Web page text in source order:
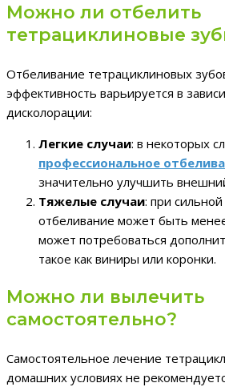
Можно ли отбелить
тетрациклиновые
Отбеливание тетрациклиновых
эффективность варьируется в
дисколорации:
Легкие случаи: в некоторых
профессиональное
значительно улучшить
Тяжелые случаи: при
отбеливание может быть
может потребоваться
такое как виниры или коронки.
Можно ли вылечить
самостоятельно?
Самостоятельное лечение
домашних условиях не